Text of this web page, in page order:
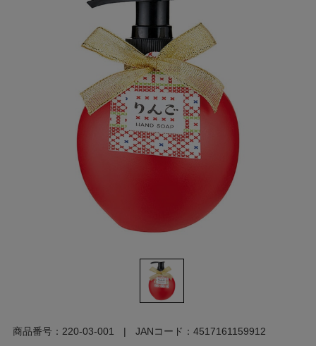
商品番号： 220-03-001 JANコード： 4517161159912